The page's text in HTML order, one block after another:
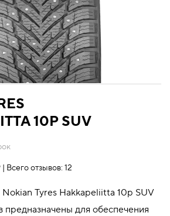
10P SUV
| Всего отзывов: 12
Tyres Hakkapeliitta 10p SUV
для обеспечения